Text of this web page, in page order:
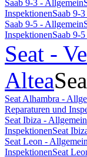
Saab 9-3 - Allgemein
InspektionenSaab 9-
Saab 9-5 - Allgemein
InspektionenSaab 9-
Seat -
Altea
Seat Alhambra -
Reparaturen und
Seat Ibiza - Allgemein
InspektionenSeat
Seat Leon - Allgemein
InspektionenSeat